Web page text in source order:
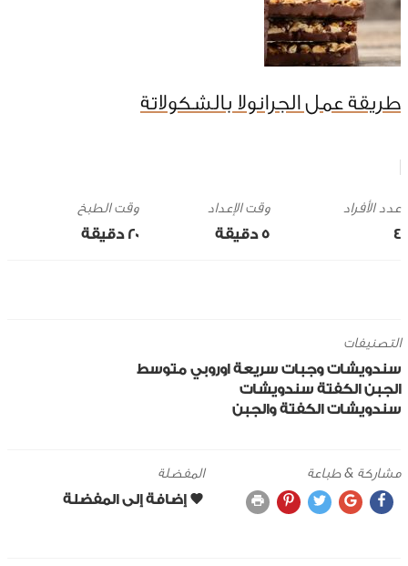
طريقة عمل الجرانولا بالشكولاتة
4
وقت الإعداد
5 ‎دقيقة
وقت الطبخ
20 ‎دقيقة
التصنيفات
سندويشات وجبات سريعة اوروبي متوسط
الجبن الكفتة سندويشات
سندويشات الكفتة والجبن
مشاركة & طباعة المفضلة